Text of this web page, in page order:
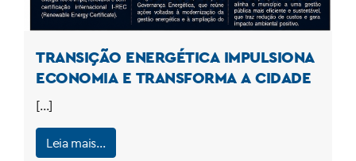
TRANSIÇÃO ENERGÉTICA IMPULSIONA
ECONOMIA E TRANSFORMA A CIDADE
[…]
Leia mais…